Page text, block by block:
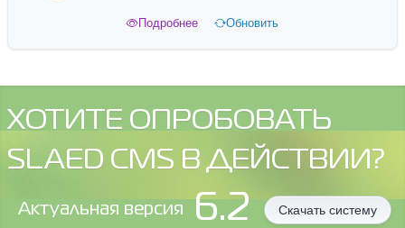
Подробнее Обновить
ХОТИТЕ ОПРОБОВАТЬ
SLAED CMS В ДЕЙСТВИИ?
Aктуальная версия 6.2 Скачать систему